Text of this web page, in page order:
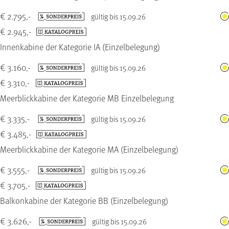
Innenkabine der Kategorie IA (Einzelbelegung)
€ 2.795,- gültig bis 15.09.26
€ 2.945,-
Meerblickkabine der Kategorie MB Einzelbelegung
€ 3.160,- gültig bis 15.09.26
€ 3.310,-
Meerblickkabine der Kategorie MA (Einzelbelegung)
€ 3.335,- gültig bis 15.09.26
€ 3.485,-
Balkonkabine der Kategorie BB (Einzelbelegung)
€ 3.555,- gültig bis 15.09.26
€ 3.705,-
€ 3.626,- gültig bis 15.09.26